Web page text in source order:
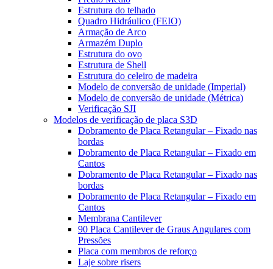
Estrutura do telhado
Quadro Hidráulico (FEIO)
Armação de Arco
Armazém Duplo
Estrutura do ovo
Estrutura de Shell
Estrutura do celeiro de madeira
Modelo de conversão de unidade (Imperial)
Modelo de conversão de unidade (Métrica)
Verificação SJI
Modelos de verificação de placa S3D
Dobramento de Placa Retangular – Fixado nas
bordas
Dobramento de Placa Retangular – Fixado em
Cantos
Dobramento de Placa Retangular – Fixado nas
bordas
Dobramento de Placa Retangular – Fixado em
Cantos
Membrana Cantilever
90 Placa Cantilever de Graus Angulares com
Pressões
Placa com membros de reforço
Laje sobre risers